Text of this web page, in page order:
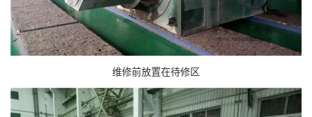
维修前放置在待修区